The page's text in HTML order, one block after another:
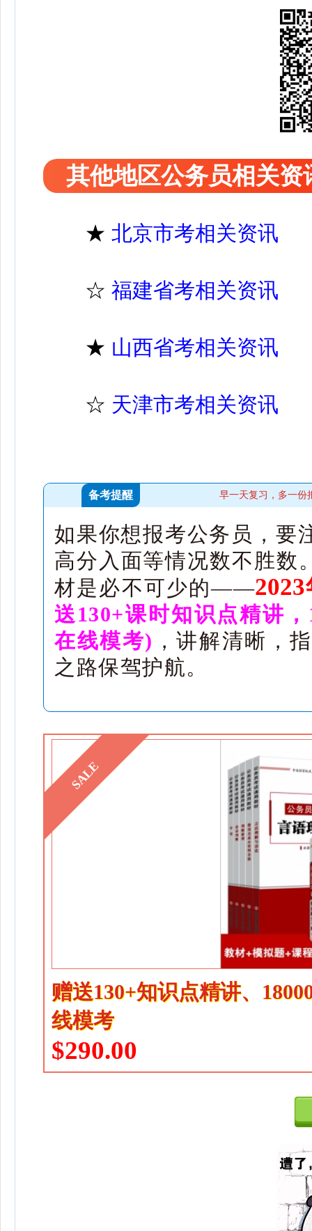
其他地区公务员相关资
★ 北京市考相关资讯
☆ 福建省考相关资讯
★ 山西省考相关资讯
☆ 天津市考相关资讯
备考提醒 早一天复习，多一份
如果你想报考公务员，要
高分入面等情况数不胜数
材是必不可少的——
送130+课时知识点精讲
在线模考) ，讲解清晰，
之路保驾护航。
SALE
赠送130+知识点精讲、
线模考
$290.00